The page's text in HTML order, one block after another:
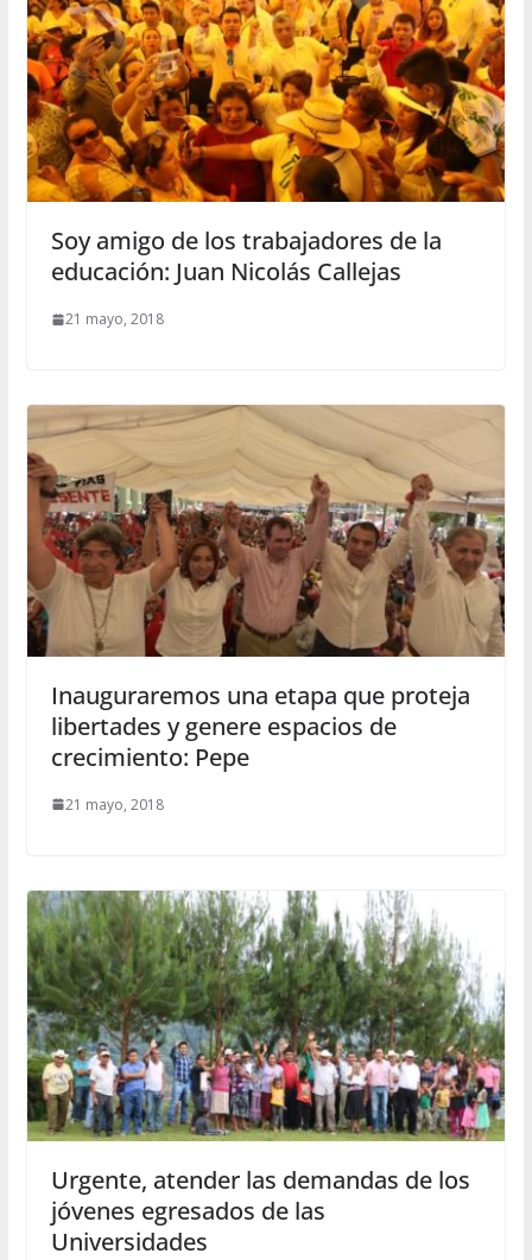
Soy amigo de los trabajadores de la
educación: Juan Nicolás Callejas
21 mayo, 2018
Inauguraremos una etapa que proteja
libertades y genere espacios de
crecimiento: Pepe
21 mayo, 2018
Urgente, atender las demandas de los
jóvenes egresados de las
Universidades